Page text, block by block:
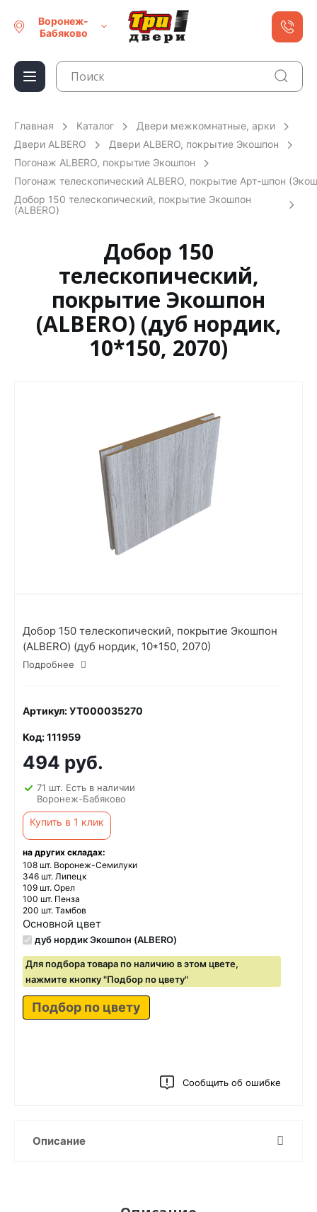
Воронеж-
Бабяково
Главная Каталог
Двери межкомнатные, арки
Двери ALBERO
Двери ALBERO, покрытие Экошпон
Погонаж ALBERO, покрытие Экошпон
Погонаж телескопический ALBERO, покрытие Арт-шпон
Добор 150 телескопический, покрытие Экошпон
(ALBERO)
Добор 150
телескопический,
покрытие Экошпон
(ALBERO) (дуб нордик,
10*150, 2070)
Добор 150 телескопический, покрытие Экошпон
(ALBERO) (дуб нордик, 10*150, 2070)
Подробнее
Артикул: УТ000035270
Код: 111959
494 руб.
71 шт. Есть в наличии
Воронеж-Бабяково
Купить в 1 клик
на других складах:
108 шт. Воронеж-Семилуки
346 шт. Липецк
109 шт. Орел
100 шт. Пенза
200 шт. Тамбов
Основной цвет
дуб нордик Экошпон (ALBERO)
Для подбора товара по наличию в этом цвете,
нажмите кнопку "Подбор по цвету"
Подбор по цвету
Сообщить об ошибке
Описание